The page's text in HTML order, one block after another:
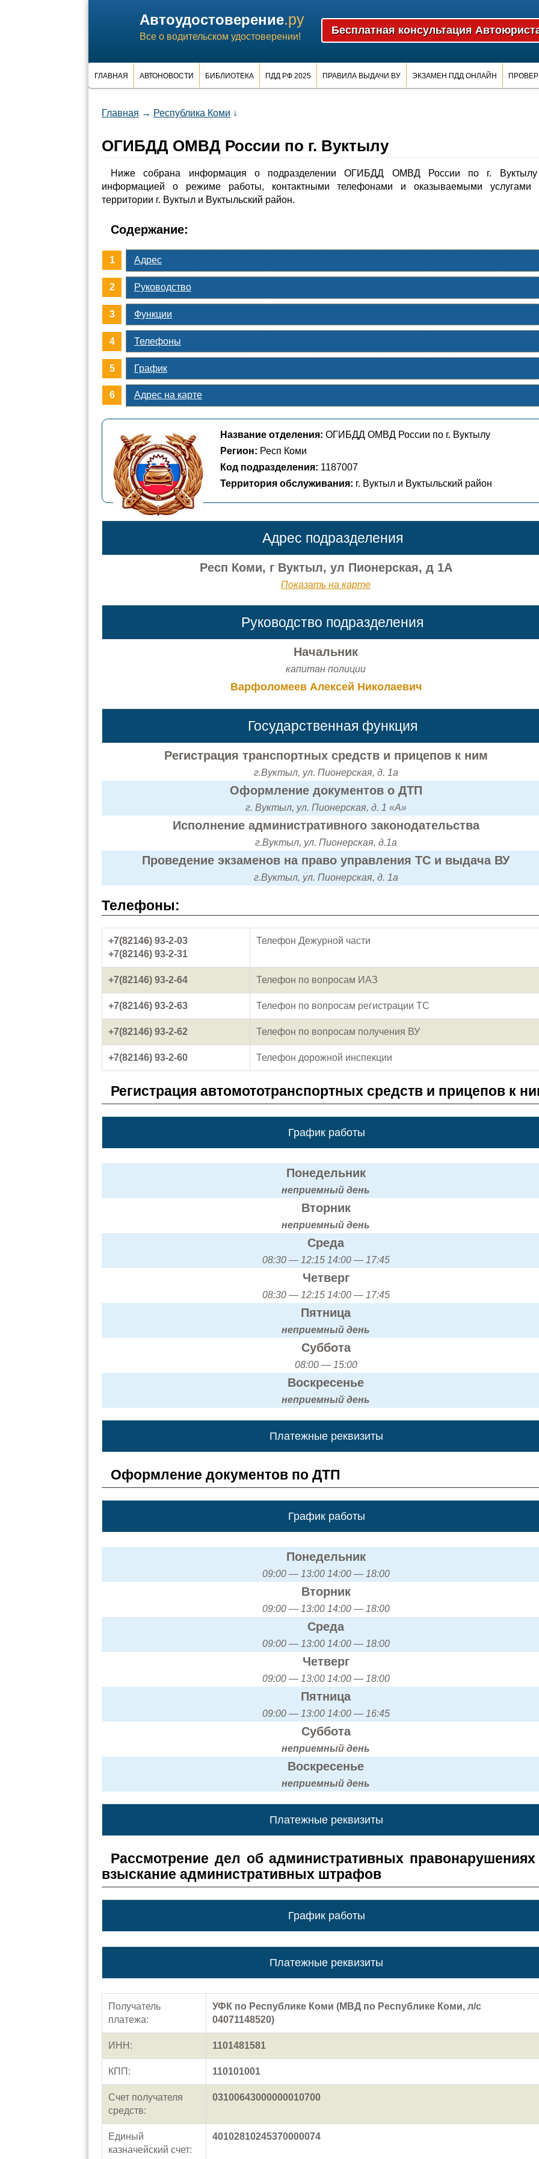
Автоудостоверение.ру
Все о водительском удостоверении!
ГЛАВНАЯ АВТОНОВОСТИ БИБЛИОТЕКА ПДД РФ 2025 ПРАВИЛА ВЫДАЧИ ВУ ЭКЗАМЕН ПДД ОНЛАЙН
Главная → Республика Коми ↓
ОГИБДД ОМВД России по г. Вуктылу
Ниже собрана информация о подразделении ОГИБДД ОМВД России по г.
информацией о режиме работы, контактными телефонами и оказываемыми услугами
территории г. Вуктыл и Вуктыльский район.
Содержание:
Адрес
Руководство
Функции
Телефоны
График
Адрес на карте
Название отделения: ОГИБДД ОМВД России по г. Вуктылу
Регион: Респ Коми
Код подразделения: 1187007
Территория обслуживания: г. Вуктыл и Вуктыльский район
Адрес подразделения
Респ Коми, г Вуктыл, ул Пионерская, д 1А
Показать на карте
Руководство подразделения
Начальник
капитан полиции
Варфоломеев Алексей Николаевич
Государственная функция
Регистрация транспортных средств и прицепов к ним
г.Вуктыл, ул. Пионерская, д. 1а
Оформление документов о ДТП
г. Вуктыл, ул. Пионерская, д. 1 «А»
Исполнение административного законодательства
г.Вуктыл, ул. Пионерская, д.1а
Проведение экзаменов на право управления ТС и выдача ВУ
г.Вуктыл, ул. Пионерская, д. 1а
Телефоны:
+7(82146) 93-2-03
+7(82146) 93-2-31
Телефон Дежурной части
+7(82146) 93-2-64 Телефон по вопросам ИАЗ
+7(82146) 93-2-63 Телефон по вопросам регистрации ТС
+7(82146) 93-2-62 Телефон по вопросам получения ВУ
+7(82146) 93-2-60 Телефон дорожной инспекции
Регистрация автомототранспортных средств и прицепов к
График работы
Понедельник
неприемный день
Вторник
неприемный день
Среда
08:30 — 12:15 14:00 — 17:45
Четверг
08:30 — 12:15 14:00 — 17:45
Пятница
неприемный день
Суббота
08:00 — 15:00
Воскресенье
неприемный день
Платежные реквизиты
Оформление документов по ДТП
График работы
Понедельник
09:00 — 13:00 14:00 — 18:00
Вторник
09:00 — 13:00 14:00 — 18:00
Среда
09:00 — 13:00 14:00 — 18:00
Четверг
09:00 — 13:00 14:00 — 18:00
Пятница
09:00 — 13:00 14:00 — 16:45
Суббота
неприемный день
Воскресенье
неприемный день
Платежные реквизиты
Рассмотрение дел об административных
взыскание административных штрафов
График работы
Платежные реквизиты
Получатель
платежа:
УФК по Республике Коми (МВД по Республике Коми, л/с
04071148520)
ИНН: 1101481581
КПП: 110101001
Счет получателя
средств:
03100643000000010700
Единый
казначейский счет:
40102810245370000074